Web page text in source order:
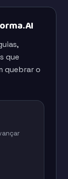
que
quebrar o